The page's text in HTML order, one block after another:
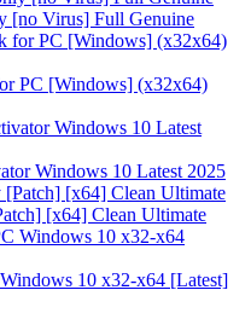
[no Virus] Full Genuine
PC [Windows] (x32x64)
Windows 10 Latest 2025
[x64] Clean Ultimate
10 x32-x64 [Latest]